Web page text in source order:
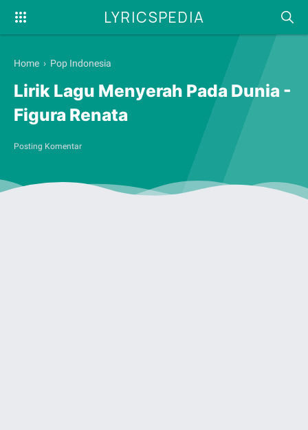
LYRICSPEDIA
Home › Pop Indonesia
Lirik Lagu Menyerah Pada Dunia -
Figura Renata
Posting Komentar